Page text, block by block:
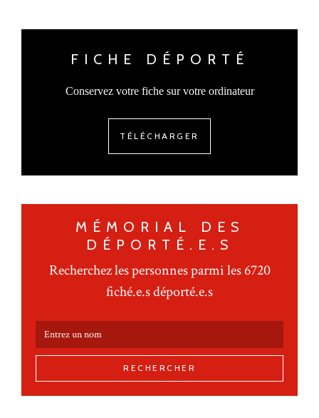
FICHE DÉPORTÉ
Conservez votre fiche sur votre ordinateur
TÉLÉCHARGER
MÉMORIAL DES
DÉPORTÉ.E.S
Recherchez les personnes parmi les 6720
fiché.e.s déporté.e.s
RECHERCHER